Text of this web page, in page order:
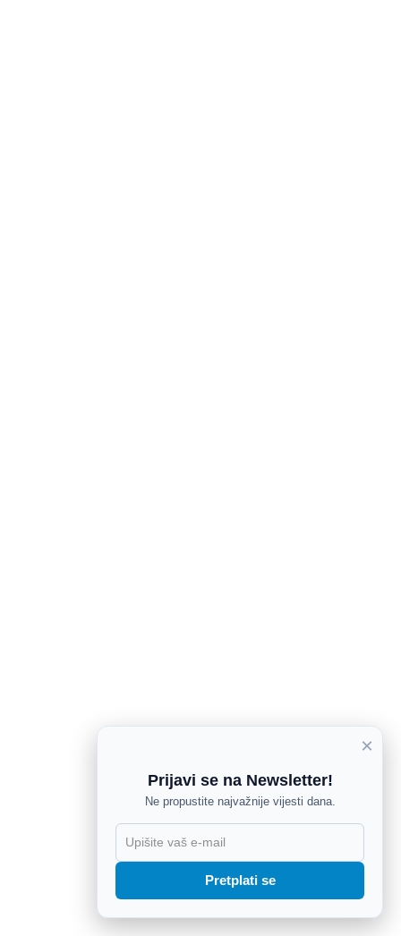
×
Prijavi se na Newsletter!
Ne propustite najvažnije vijesti dana.
Pretplati se